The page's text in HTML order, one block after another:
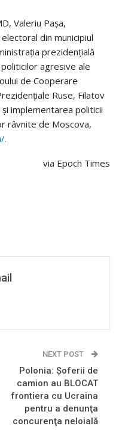
Valeriu Paşa,
din municipiul
prezidenţială
agresive ale
de Cooperare
Ruse, Filatov
implementarea politicii
râvnite de Moscova,
.
via Epoch Times
NEXT POST
Polonia: Şoferii de
camion au BLOCAT
frontiera cu Ucraina
pentru a denunţa
concurenţa neloială